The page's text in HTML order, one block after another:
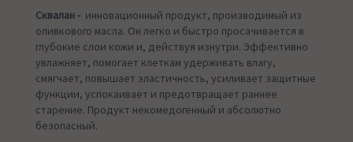
Сквалан - инновационный продукт, производимый из
оливкового масла. Он легко и быстро просачивается в
глубокие слои кожи и, действуя изнутри. Эффективно
увлажняет, помогает клеткам удерживать влагу,
смягчает, повышает эластичность, усиливает защитные
функции, успокаивает и предотвращает раннее
старение. Продукт некомедогенный и абсолютно
безопасный.